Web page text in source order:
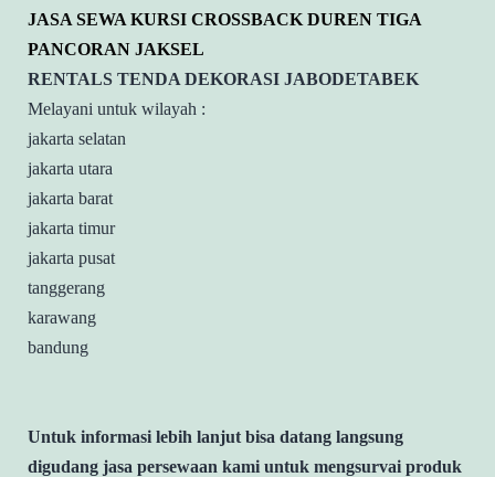
JASA SEWA KURSI CROSSBACK DUREN TIGA
PANCORAN JAKSEL
RENTALS TENDA DEKORASI JABODETABEK
Melayani untuk wilayah :
jakarta selatan
jakarta utara
jakarta barat
jakarta timur
jakarta pusat
tanggerang
karawang
bandung
Untuk informasi lebih lanjut bisa datang langsung
digudang jasa persewaan kami untuk mengsurvai produk